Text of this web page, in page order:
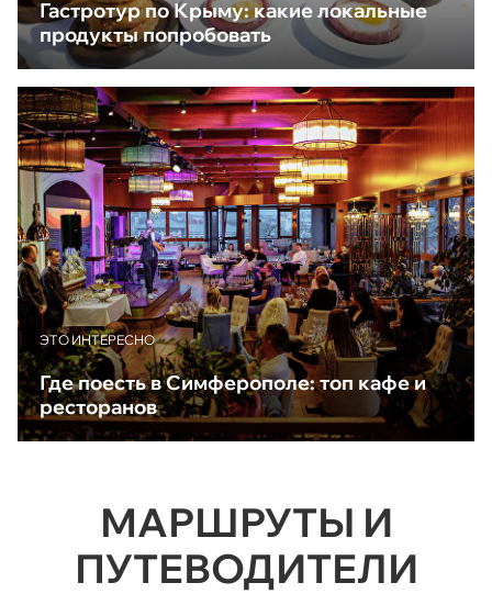
Гастротур по Крыму: какие локальные
продукты попробовать
ЭТО ИНТЕРЕСНО
Где поесть в Симферополе: топ кафе и
ресторанов
МАРШРУТЫ И
ПУТЕВОДИТЕЛИ